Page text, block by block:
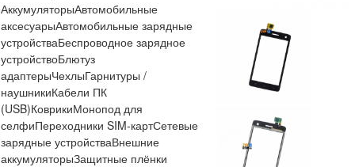
АккумуляторыАвтомобильные
аксесуарыАвтомобильные зарядные
устройстваБеспроводное зарядное
устройствоБлютуз
адаптерыЧехлыГарнитуры /
наушникиКабели ПК
(USB)КоврикиМонопод для
селфиПереходники SIM-картСетевые
зарядные устройстваВнешние
аккумуляторыЗащитные плёнки